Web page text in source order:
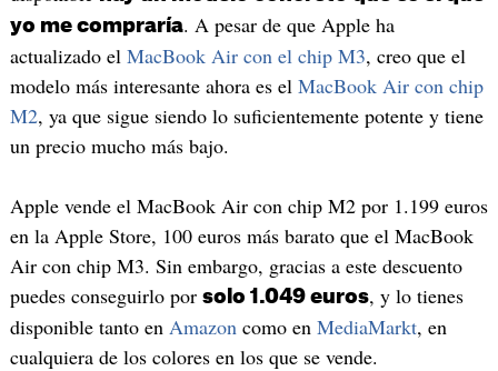
yo me compraría. A pesar de que Apple ha
actualizado el MacBook Air con el chip M3, creo que el
modelo más interesante ahora es el MacBook Air con chip
M2, ya que sigue siendo lo suficientemente potente y tiene
un precio mucho más bajo.
Apple vende el MacBook Air con chip M2 por 1.199 euros
en la Apple Store, 100 euros más barato que el MacBook
Air con chip M3. Sin embargo, gracias a este descuento
puedes conseguirlo por solo 1.049 euros, y lo tienes
disponible tanto en Amazon como en MediaMarkt, en
cualquiera de los colores en los que se vende.